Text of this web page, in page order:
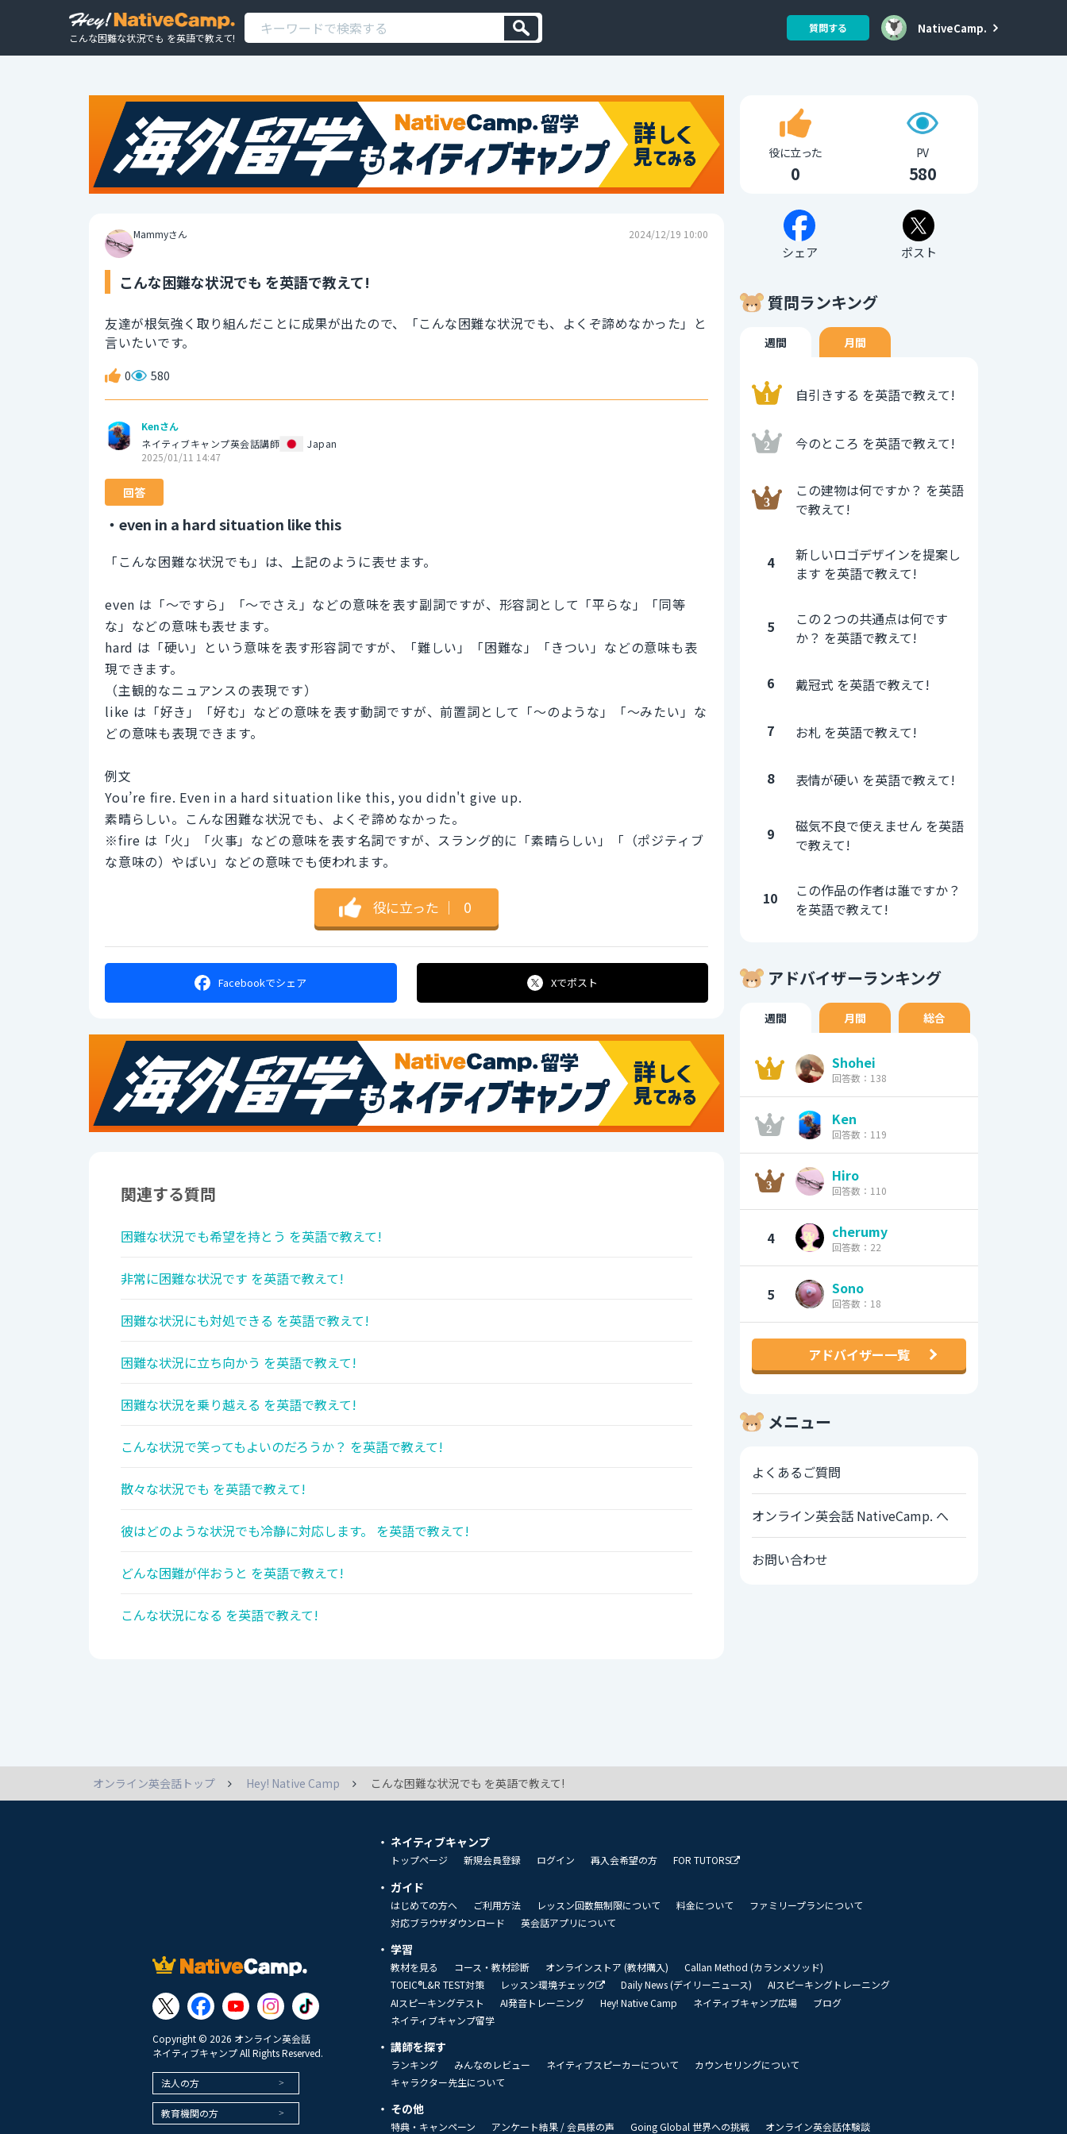
こんな困難な状況でも を英語で教えて!
質問する NativeCamp.
Mammyさん 2024/12/19 10:00
こんな困難な状況でも を英語で教えて!
友達が根気強く取り組んだことに成果が出たので、「こんな困難な状況でも、よくぞ諦めなかった」と
言いたいです。
0 580
Kenさん
ネイティブキャンプ英会話講師
Japan
2025/01/11 14:47
回答
・even in a hard situation like this
「こんな困難な状況でも」は、上記のように表せます。
even は「〜ですら」「〜でさえ」などの意味を表す副詞ですが、形容詞として「平らな」「同等
な」などの意味も表せます。
hard は「硬い」という意味を表す形容詞ですが、「難しい」「困難な」「きつい」などの意味も表
現できます。
（主観的なニュアンスの表現です）
like は「好き」「好む」などの意味を表す動詞ですが、前置詞として「〜のような」「〜みたい」な
どの意味も表現できます。
例文
You’re fire. Even in a hard situation like this, you didn't give up.
素晴らしい。こんな困難な状況でも、よくぞ諦めなかった。
※fire は「火」「火事」などの意味を表す名詞ですが、スラング的に「素晴らしい」「（ポジティブ
な意味の）やばい」などの意味でも使われます。
役に立った ｜ 0
Facebookでシェア Xでポスト
関連する質問
困難な状況でも希望を持とう を英語で教えて!
非常に困難な状況です を英語で教えて!
困難な状況にも対処できる を英語で教えて!
困難な状況に立ち向かう を英語で教えて!
困難な状況を乗り越える を英語で教えて!
こんな状況で笑ってもよいのだろうか？ を英語で教えて!
散々な状況でも を英語で教えて!
彼はどのような状況でも冷静に対応します。 を英語で教えて!
どんな困難が伴おうと を英語で教えて!
こんな状況になる を英語で教えて!
役に立った
0
PV
580
シェア ポスト
質問ランキング
週間 月間
自引きする を英語で教えて!
今のところ を英語で教えて!
この建物は何ですか？ を英語
で教えて!
4
新しいロゴデザインを提案し
ます を英語で教えて!
5
この２つの共通点は何です
か？ を英語で教えて!
6 戴冠式 を英語で教えて!
7 お札 を英語で教えて!
8 表情が硬い を英語で教えて!
9
磁気不良で使えません を英語
で教えて!
10
この作品の作者は誰ですか？
を英語で教えて!
アドバイザーランキング
週間 月間 総合
Shohei
回答数：138
Ken
回答数：119
Hiro
回答数：110
4 cherumy
回答数：22
5 Sono
回答数：18
アドバイザー一覧
メニュー
よくあるご質問
オンライン英会話 NativeCamp. へ
お問い合わせ
オンライン英会話トップ Hey! Native Camp こんな困難な状況でも を英語で教えて!
Copyright © 2026 オンライン英会話
ネイティブキャンプ All Rights Reserved.
法人の方
教育機関の方
ネイティブキャンプ
トップページ 新規会員登録 ログイン 再入会希望の方 FOR TUTORS
ガイド
はじめての方へ ご利用方法 レッスン回数無制限について 料金について
ファミリープランについて
対応ブラウザダウンロード
英会話アプリについて
学習
教材を見る コース・教材診断 オンラインストア (教材購入)
Callan Method (カランメソッド)
TOEIC®L&R TEST対策
レッスン環境チェック Daily News (デイリーニュース)
AIスピーキングトレーニング
AIスピーキングテスト
AI発音トレーニング Hey! Native Camp ネイティブキャンプ広場
ブログ
ネイティブキャンプ留学
講師を探す
ランキング みんなのレビュー ネイティブスピーカーについて
カウンセリングについて
キャラクター先生について
その他
特典・キャンペーン アンケート結果 / 会員様の声 Going Global 世界への挑戦 オンライン英会話体験談